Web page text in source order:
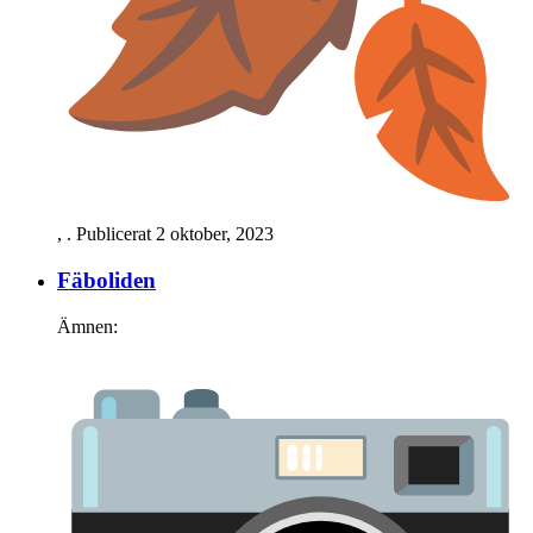
, . Publicerat2 oktober, 2023
Fäboliden
Ämnen: